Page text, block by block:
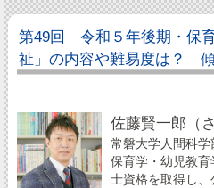
第49回 令和５年後期・保
祉」の内容や難易度は？
佐藤賢一郎（
常磐大学人間科
保育学・幼児教
士資格を取得し